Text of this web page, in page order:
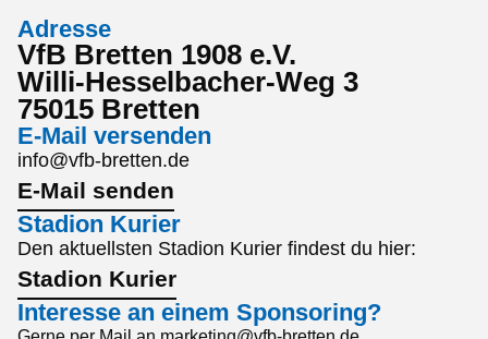
Adresse
VfB Bretten 1908 e.V.
Willi-Hesselbacher-Weg 3
75015 Bretten
E-Mail versenden
info@vfb-bretten.de
E-Mail senden
Stadion Kurier
Den aktuellsten Stadion Kurier findest du hier:
Stadion Kurier
Interesse an einem Sponsoring?